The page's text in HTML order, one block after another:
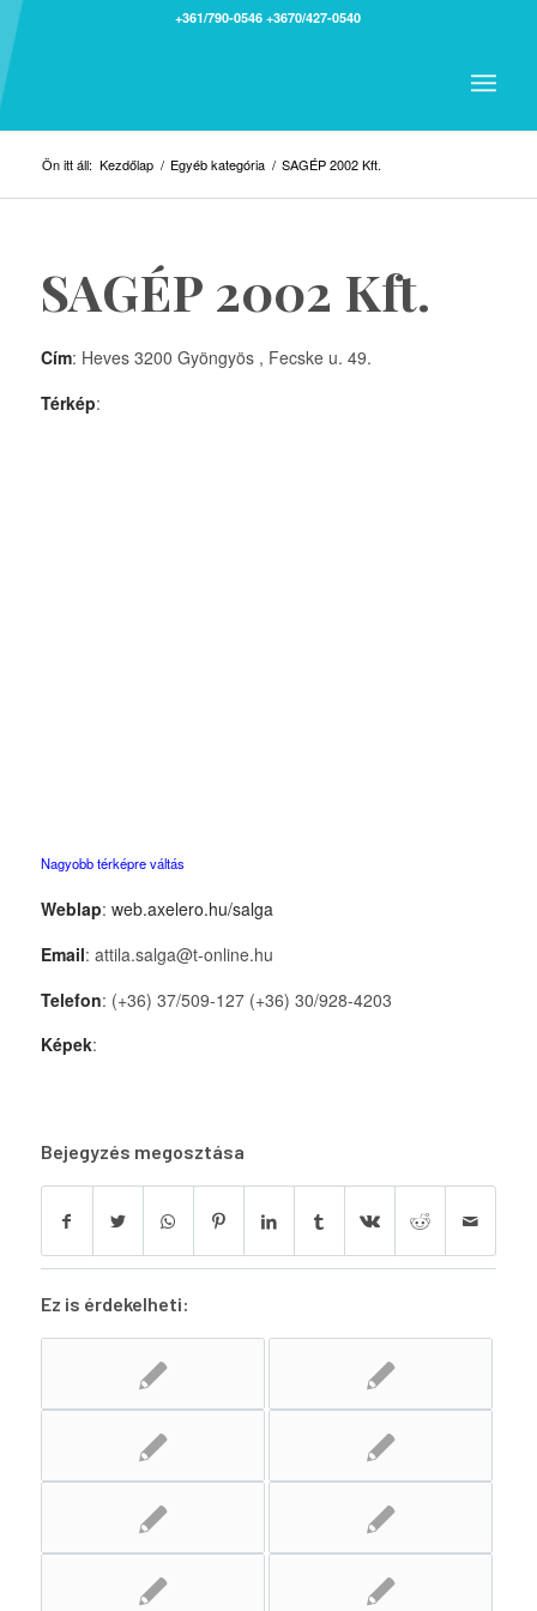
+361/790-0546 +3670/427-0540
Ön itt áll: Kezdőlap / Egyéb kategória / SAGÉP 2002 Kft.
SAGÉP 2002 Kft.
Cím: Heves 3200 Gyöngyös , Fecske u. 49.
Térkép:
Nagyobb térképre váltás
Weblap: web.axelero.hu/salga
Email: attila.salga@t-online.hu
Telefon: (+36) 37/509-127 (+36) 30/928-4203
Képek:
Bejegyzés megosztása
Ez is érdekelheti: